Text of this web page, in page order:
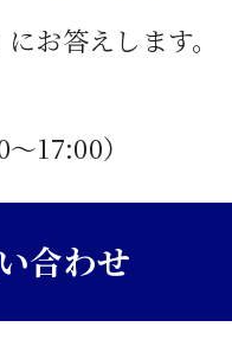
お答えします。
〜17:00）
合わせ